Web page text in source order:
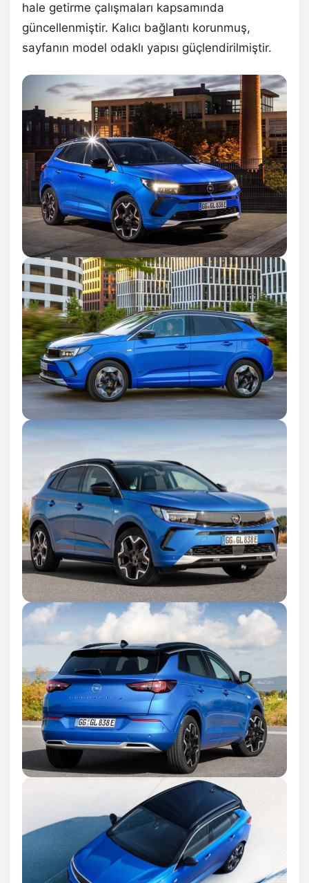
hale getirme çalışmaları kapsamında
güncellenmiştir. Kalıcı bağlantı korunmuş,
sayfanın model odaklı yapısı güçlendirilmiştir.